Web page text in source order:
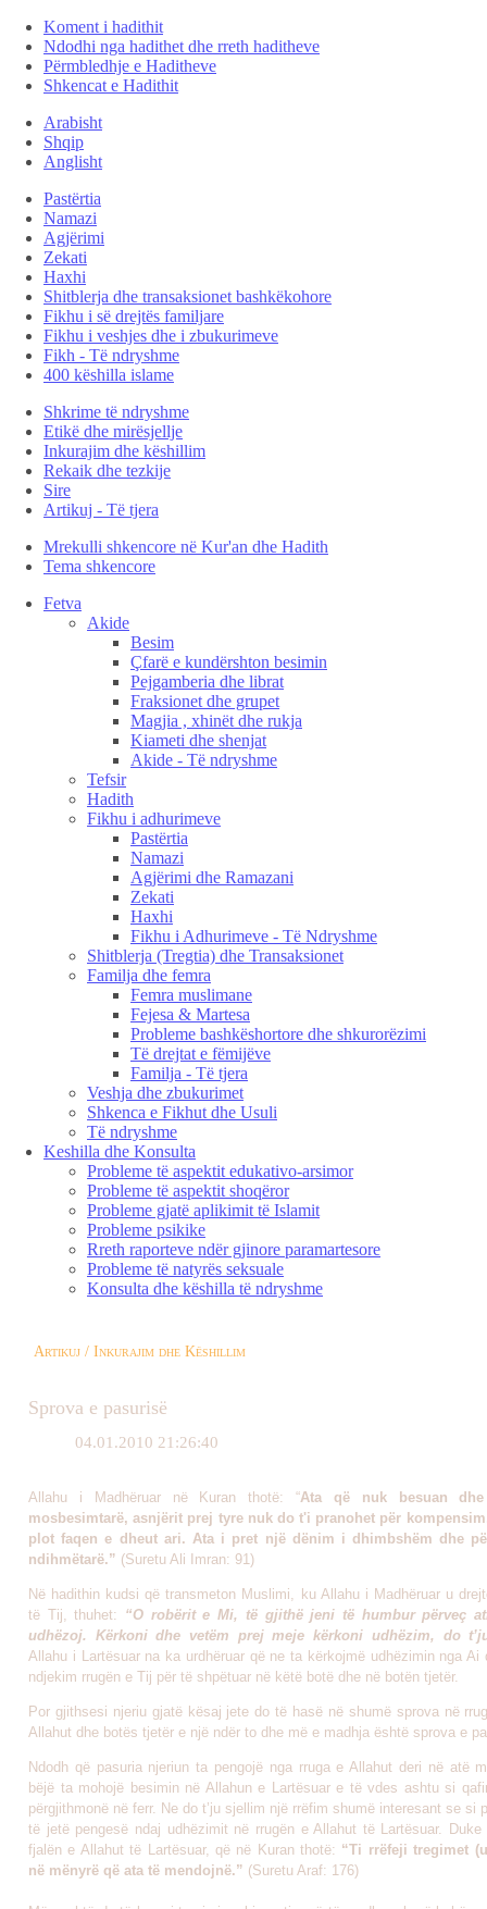
Koment i hadithit
Ndodhi nga hadithet dhe rreth haditheve
Përmbledhje e Haditheve
Shkencat e Hadithit
Arabisht
Shqip
Anglisht
Pastërtia
Namazi
Agjërimi
Zekati
Haxhi
Shitblerja dhe transaksionet bashkëkohore
Fikhu i së drejtës familjare
Fikhu i veshjes dhe i zbukurimeve
Fikh - Të ndryshme
400 këshilla islame
Shkrime të ndryshme
Etikë dhe mirësjellje
Inkurajim dhe këshillim
Rekaik dhe tezkije
Sire
Artikuj - Të tjera
Mrekulli shkencore në Kur'an dhe Hadith
Tema shkencore
Fetva
Akide
Besim
Çfarë e kundërshton besimin
Pejgamberia dhe librat
Fraksionet dhe grupet
Magjia , xhinët dhe rukja
Kiameti dhe shenjat
Akide - Të ndryshme
Tefsir
Hadith
Fikhu i adhurimeve
Pastërtia
Namazi
Agjërimi dhe Ramazani
Zekati
Haxhi
Fikhu i Adhurimeve - Të Ndryshme
Shitblerja (Tregtia) dhe Transaksionet
Familja dhe femra
Femra muslimane
Fejesa & Martesa
Probleme bashkëshortore dhe shkurorëzimi
Të drejtat e fëmijëve
Familja - Të tjera
Veshja dhe zbukurimet
Shkenca e Fikhut dhe Usuli
Të ndryshme
Keshilla dhe Konsulta
Probleme të aspektit edukativo-arsimor
Probleme të aspektit shoqëror
Probleme gjatë aplikimit të Islamit
Probleme psikike
Rreth raporteve ndër gjinore paramartesore
Probleme të natyrës seksuale
Konsulta dhe këshilla të ndryshme
Artikuj / Inkurajim dhe Këshillim
Sprova e pasurisë
04.01.2010 21:26:40
Allahu i Madhëruar në Kuran thotë: “Ata që nuk besuan
mosbesimtarë, asnjërit prej tyre nuk do t'i pranohet për
plot faqen e dheut ari. Ata i pret një dënim i dhimbshëm dhe
ndihmëtarë.” (Suretu Ali Imran: 91)
Në hadithin kudsi që transmeton Muslimi, ku Allahu i Madhëruar u
të Tij, thuhet: “O robërit e Mi, të gjithë jeni të humbur përveç
udhëzoj. Kërkoni dhe vetëm prej meje kërkoni udhëzim, do
Allahu i Lartësuar na ka urdhëruar që ne ta kërkojmë udhëzimin nga Ai
ndjekim rrugën e Tij për të shpëtuar në këtë botë dhe në botën tjetër.
Por gjithsesi njeriu gjatë kësaj jete do të hasë në shumë sprova në
Allahut dhe botës tjetër e një ndër to dhe më e madhja është sprova e
Ndodh që pasuria njeriun ta pengojë nga rruga e Allahut deri në atë
bëjë ta mohojë besimin në Allahun e Lartësuar e të vdes ashtu si
përgjithmonë në ferr. Ne do t’ju sjellim një rrëfim shumë interesant se si
të jetë pengesë ndaj udhëzimit në rrugën e Allahut të Lartësuar.
fjalën e Allahut të Lartësuar, që në Kuran thotë: “Ti rrëfeji tregimet
në mënyrë që ata të mendojnë.” (Suretu Araf: 176)